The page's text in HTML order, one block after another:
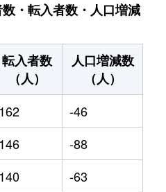
・転入者数・人口増減
転入者数
（人）
人口増減数
（人）
162
-46
146
-88
140
-63